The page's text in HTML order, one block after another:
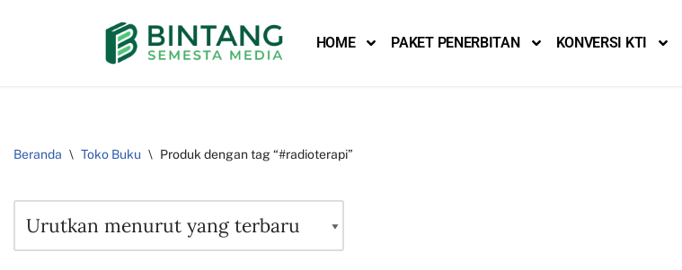
HOME PAKET PENERBITAN KONVERSI KTI
Beranda \ Toko Buku \ Produk dengan tag “#radioterapi”